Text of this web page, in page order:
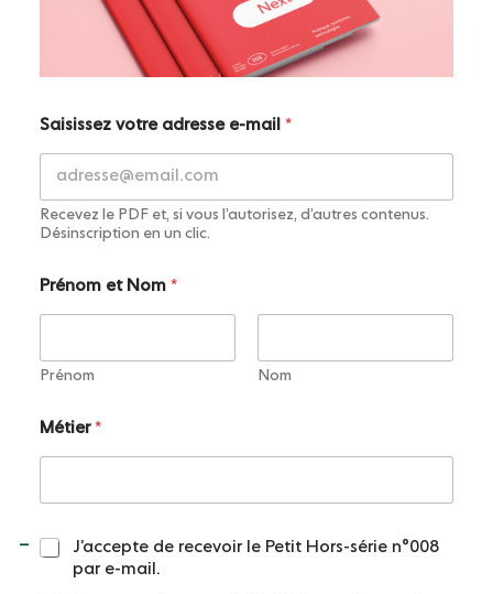
t
M
i
e
*
Saisissez votre adresse e-mail *
Recevez le PDF et, si vous l’autorisez, d’autres contenus.
Désinscription en un clic.
Prénom et Nom *
Prénom Nom
Métier*
C
J’accepte de recevoir le Petit Hors-série n°008
par e-mail.